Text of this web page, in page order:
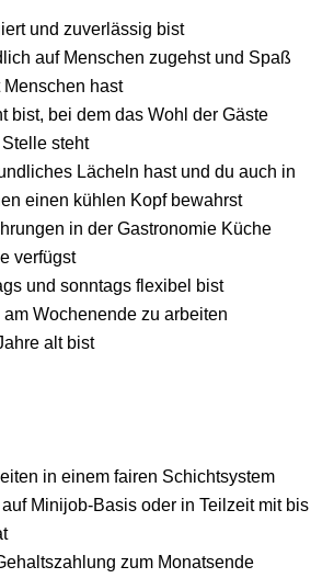
und zuverlässig bist
auf Menschen zugehst und Spaß
hast
bist, bei dem das Wohl der Gäste
steht
Lächeln hast und du auch in
einen kühlen Kopf bewahrst
in der Gastronomie Küche
verfügst
und sonntags flexibel bist
am Wochenende zu arbeiten
alt bist
in einem fairen Schichtsystem
Minijob-Basis oder in Teilzeit mit bis
zum Monatsende